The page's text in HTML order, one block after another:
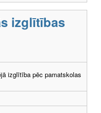
izglītības
izglītība pēc pamatskolas